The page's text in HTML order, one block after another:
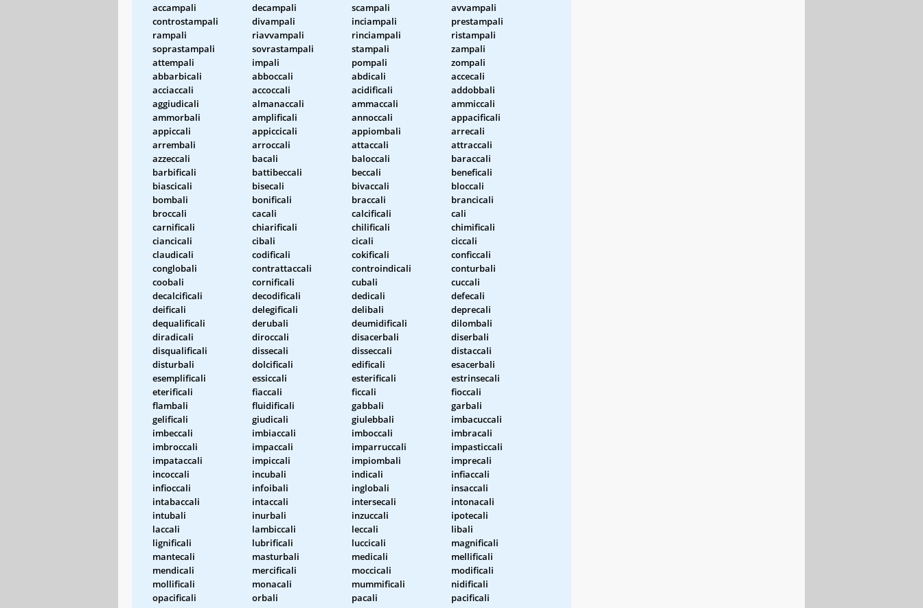
accampali decampali scampali
avvampali
controstampali
divampali inciampali
prestampali
rampali
riavvampali rinciampali
ristampali
soprastampali
sovrastampali stampali
zampali
attempali
impali pompali
zompali
abbarbicali
abboccali abdicali
accecali
acciaccali
accoccali acidificali
addobbali
aggiudicali
almanaccali ammaccali
ammiccali
ammorbali
amplificali annoccali
appacificali
appiccali
appiccicali appiombali
arrecali
arrembali
arroccali attaccali
attraccali
azzeccali
bacali baloccali
baraccali
barbificali
battibeccali beccali
beneficali
biascicali
bisecali bivaccali
bloccali
bombali
bonificali braccali
brancicali
broccali
cacali calcificali
cali
carnificali
chiarificali chilificali
chimificali
ciancicali
cibali cicali
ciccali
claudicali
codificali cokificali
conficcali
conglobali
contrattaccali controindicali
conturbali
coobali
cornificali cubali
cuccali
decalcificali
decodificali dedicali
defecali
deificali
delegificali delibali
deprecali
dequalificali
derubali deumidificali
dilombali
diradicali
diroccali disacerbali
diserbali
disqualificali
dissecali disseccali
distaccali
disturbali
dolcificali edificali
esacerbali
esemplificali
essiccali esterificali
estrinsecali
eterificali
fiaccali ficcali
fioccali
flambali
fluidificali gabbali
garbali
gelificali
giudicali giulebbali
imbacuccali
imbeccali
imbiaccali imboccali
imbracali
imbroccali
impaccali imparruccali
impasticcali
impataccali
impiccali impiombali
imprecali
incoccali
incubali indicali
infiaccali
infioccali
infoibali inglobali
insaccali
intabaccali
intaccali intersecali
intonacali
intubali
inurbali inzuccali
ipotecali
laccali
lambiccali leccali
libali
lignificali
lubrificali luccicali
magnificali
mantecali
masturbali medicali
mellificali
mendicali
mercificali moccicali
modificali
mollificali
monacali mummificali
nidificali
opacificali
orbali pacali
pacificali